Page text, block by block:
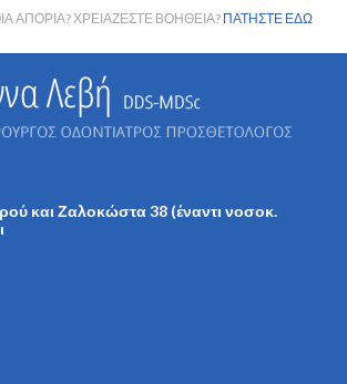
ΑΠΟΡΙΑ? ΧΡΕΙΑΖΕΣΤΕ ΒΟΗΘΕΙΑ? ΠΑΤΗΣΤΕ ΕΔΩ
και Ζαλοκώστα 38 (έναντι νοσοκ.